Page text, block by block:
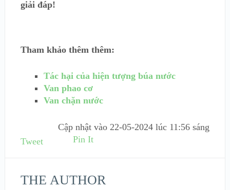
giải đáp!
Tham khảo thêm thêm:
Tác hại của hiện tượng búa nước
Van phao cơ
Van chặn nước
Cập nhật vào 22-05-2024 lúc 11:56 sáng
Tweet
Pin It
THE AUTHOR